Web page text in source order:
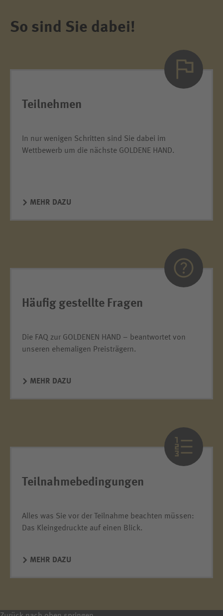
So sind Sie dabei!
Teilnehmen
In nur wenigen Schritten sind Sie dabei im
Wettbewerb um die nächste GOLDENE HAND.
MEHR DAZU
Häufig gestellte Fragen
Die FAQ zur GOLDENEN HAND – beantwortet von
unseren ehemaligen Preisträgern.
MEHR DAZU
Teilnahmebedingungen
Alles was Sie vor der Teilnahme beachten müssen:
Das Kleingedruckte auf einen Blick.
MEHR DAZU